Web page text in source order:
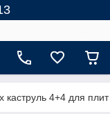
каструль 4+4 для